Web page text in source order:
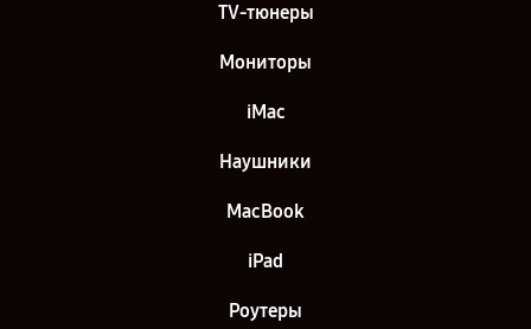
TV-тюнеры
Мониторы
iMac
Наушники
MacBook
iPad
Роутеры